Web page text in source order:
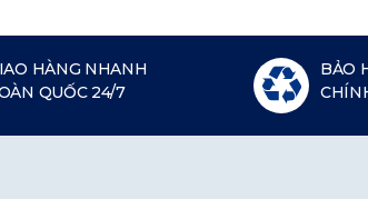
HÀNG NHANH
QUỐC 24/7
BẢO